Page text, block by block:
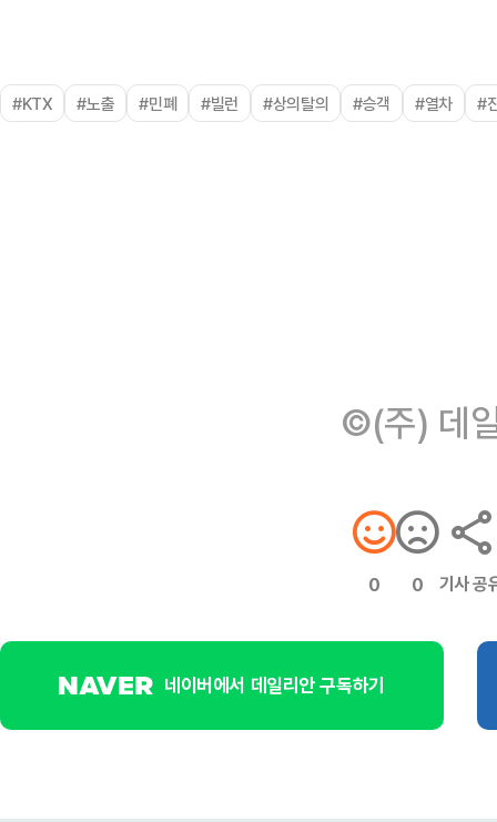
#KTX #노출 #민폐 #빌런 #상의탈의 #승객 #열차 #
©(주) 데
0 0 기사 공
네이버에서 데일리안 구독하기